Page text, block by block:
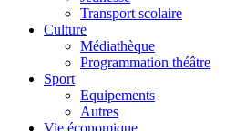
Transport scolaire
Culture
Médiathèque
Programmation théâtre
Sport
Equipements
Autres
Vie économique